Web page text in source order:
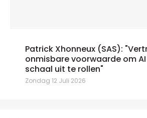
Patrick Xhonneux (SAS):
onmisbare voorwaarde om
schaal uit te rollen"
Zondag 12 Juli 2026